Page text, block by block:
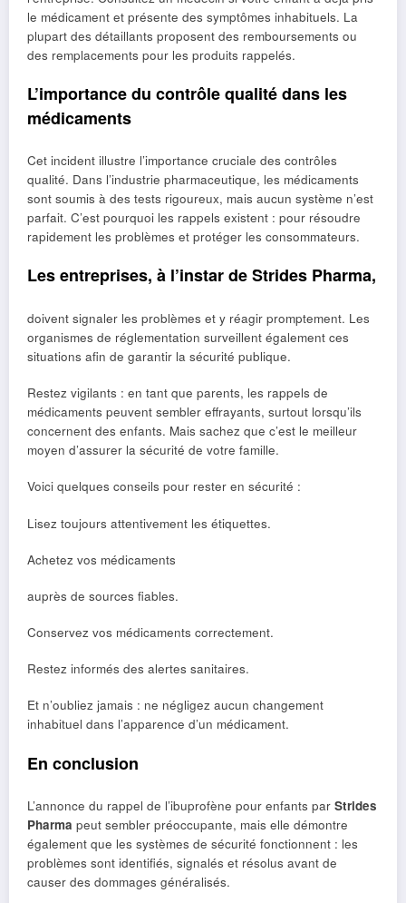
le médicament et présente des symptômes inhabituels. La
plupart des détaillants proposent des remboursements ou
des remplacements pour les produits rappelés.
L’importance du contrôle qualité dans les
médicaments
Cet incident illustre l’importance cruciale des contrôles
qualité. Dans l’industrie pharmaceutique, les médicaments
sont soumis à des tests rigoureux, mais aucun système n’est
parfait. C’est pourquoi les rappels existent : pour résoudre
rapidement les problèmes et protéger les consommateurs.
Les entreprises, à l’instar de Strides Pharma,
doivent signaler les problèmes et y réagir promptement. Les
organismes de réglementation surveillent également ces
situations afin de garantir la sécurité publique.
Restez vigilants : en tant que parents, les rappels de
médicaments peuvent sembler effrayants, surtout lorsqu’ils
concernent des enfants. Mais sachez que c’est le meilleur
moyen d’assurer la sécurité de votre famille.
Voici quelques conseils pour rester en sécurité :
Lisez toujours attentivement les étiquettes.
Achetez vos médicaments
auprès de sources fiables.
Conservez vos médicaments correctement.
Restez informés des alertes sanitaires.
Et n’oubliez jamais : ne négligez aucun changement
inhabituel dans l’apparence d’un médicament.
En conclusion
L’annonce du rappel de l’ibuprofène pour enfants par Strides
Pharma peut sembler préoccupante, mais elle démontre
également que les systèmes de sécurité fonctionnent : les
problèmes sont identifiés, signalés et résolus avant de
causer des dommages généralisés.